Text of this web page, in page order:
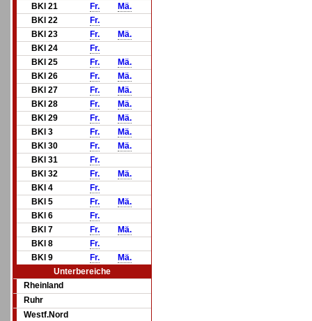
BKl 21
Fr.
Mä.
BKl 22
Fr.
BKl 23
Fr.
Mä.
BKl 24
Fr.
BKl 25
Fr.
Mä.
BKl 26
Fr.
Mä.
BKl 27
Fr.
Mä.
BKl 28
Fr.
Mä.
BKl 29
Fr.
Mä.
BKl 3
Fr.
Mä.
BKl 30
Fr.
Mä.
BKl 31
Fr.
BKl 32
Fr.
Mä.
BKl 4
Fr.
BKl 5
Fr.
Mä.
BKl 6
Fr.
BKl 7
Fr.
Mä.
BKl 8
Fr.
BKl 9
Fr.
Mä.
Unterbereiche
Rheinland
Ruhr
Westf.Nord